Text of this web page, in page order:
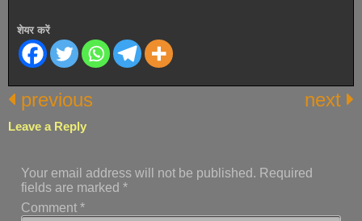
शेयर करें
previous next
Leave a Reply
Your email address will not be published. Required
fields are marked*
Comment*